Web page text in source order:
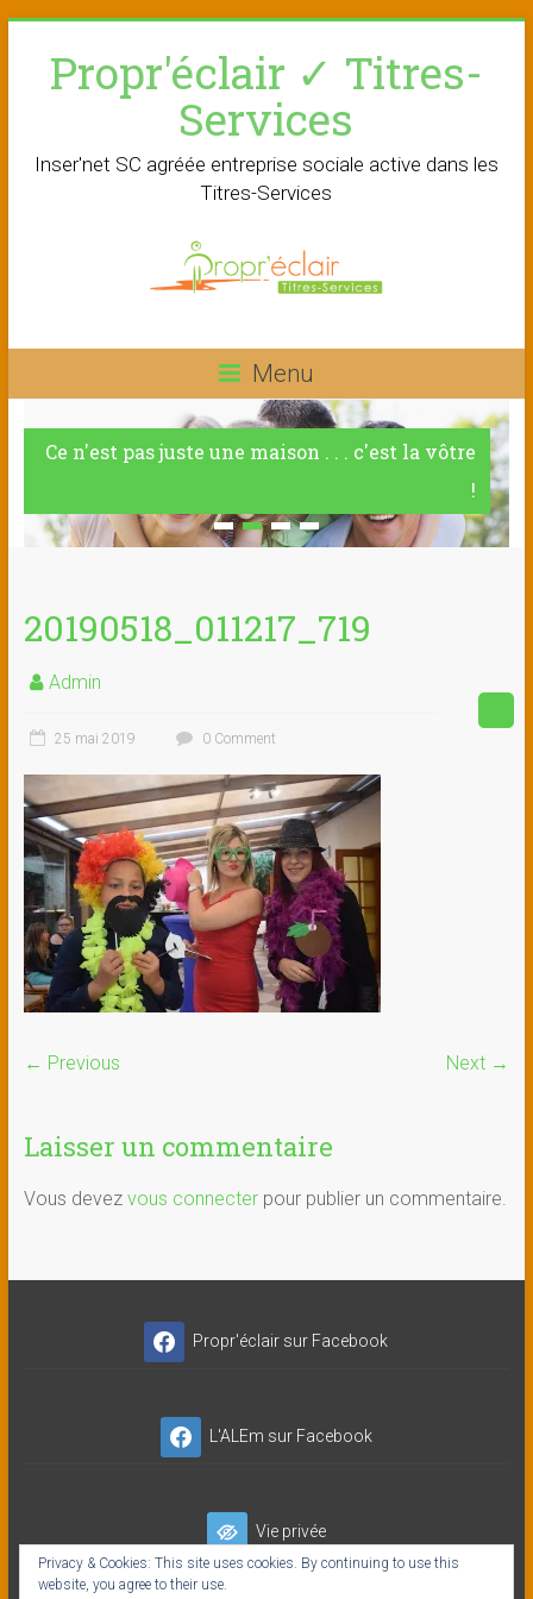
contentPropr'éclair ✓ Titres-
Services
Inser'net SC agréée entreprise sociale active dans les
Titres-Services
Menu
Ce n'est pas juste une maison . . . c'est la vôtre
!
20190518_011217_719
Admin
25 mai 2019 0 Comment
← Previous Next →
Laisser un commentaire
Vous devez vous connecterpour publier un commentaire.
Propr'éclair sur Facebook
L'ALEm sur Facebook
Vie privée
Privacy & Cookies: This site uses cookies. By continuing to use this
website, you agree to their use.